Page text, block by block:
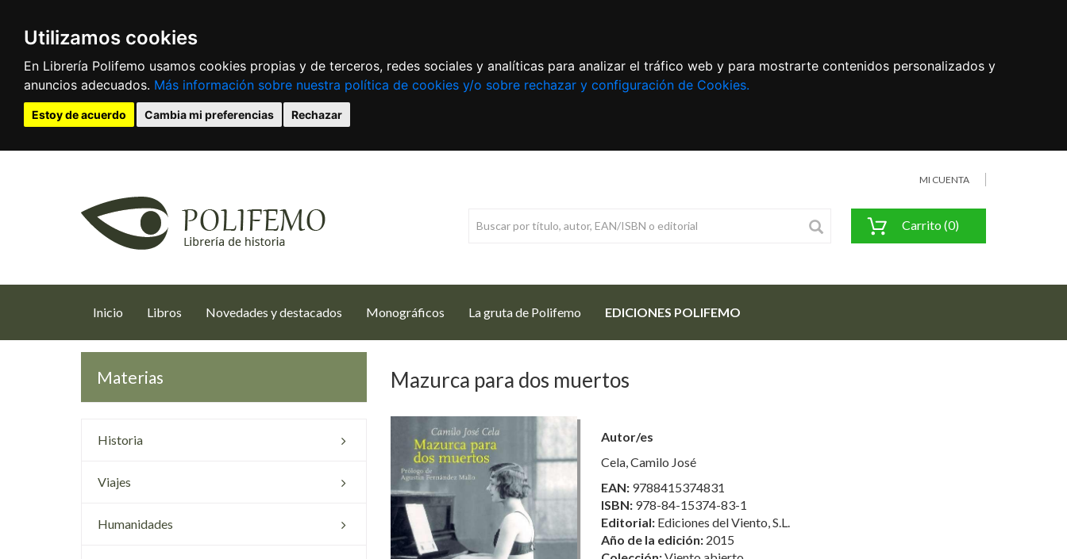
Utilizamos cookies
En Librería Polifemo usamos cookies propias y de terceros, redes sociales y analíticas para analizar el tráfico web y para mostrarte contenidos personalizados y
anuncios adecuados. Más información sobre nuestra política de cookies y/o sobre rechazar y configuración de Cookies.
Estoy de acuerdo Cambia mi preferencias Rechazar
MI CUENTA
Carrito (0)
Inicio (current)
Libros Novedades y destacados Monográficos La gruta de Polifemo EDICIONES POLIFEMO
Materias
Historia
Viajes
Humanidades
Mazurca para dos muertos
Autor/es
Cela, Camilo José
EAN: 9788415374831
ISBN: 978-84-15374-83-1
Editorial: Ediciones del Viento, S.L.
Año de la edición: 2015